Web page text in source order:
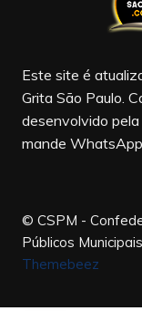
Este site é
Grita São Paulo.
desenvolvido pela
mande
© CSPM -
Públicos
Themebeez